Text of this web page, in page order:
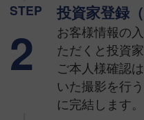
STEP
2
投資家登録（
お客様情報の
ただくと投資
ご本人様確認
いた撮影を行
に完結します。